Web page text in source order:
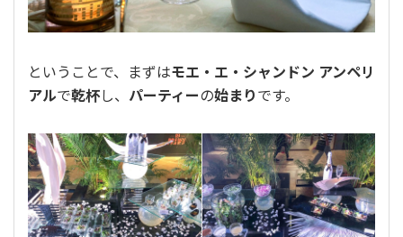
ということで、まずはモエ・エ・シャンドン アンペリ
アルで乾杯し、 パーティーの始まりです。